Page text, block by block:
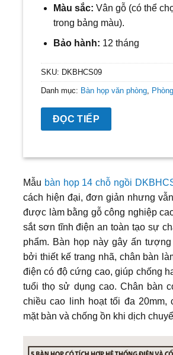
Màu sắc: Vân gỗ (có thể
trong bảng màu).
Bảo hành: 12 tháng
SKU: DKBHCS09
Danh mục: Bàn họp văn phòng,
ĐỌC TIẾP
Mẫu bàn họp 14 chỗ ngồi
cách hiện đại, đơn giản nhưng
được làm bằng gỗ công nghiệp
sắt sơn tĩnh điện an toàn tạo sự
phẩm. Bàn họp này gây ấn
bởi thiết kế trang nhã, chân bàn
điện có độ cứng cao, giúp chống
tuổi thọ sử dụng cao. Chân bàn
chiều cao linh hoạt tối đa 20mm,
mặt bàn và chống ồn khi dịch